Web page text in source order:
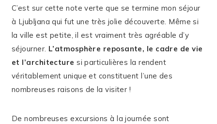
C’est sur cette note verte que se termine mon séjour
à Ljubljana qui fut une très jolie découverte. Même si
la ville est petite, il est vraiment très agréable d’y
séjourner. L’atmosphère reposante, le cadre de vie
et l’architecture si particulières la rendent
véritablement unique et constituent l’une des
nombreuses raisons de la visiter !
De nombreuses excursions à la journée sont